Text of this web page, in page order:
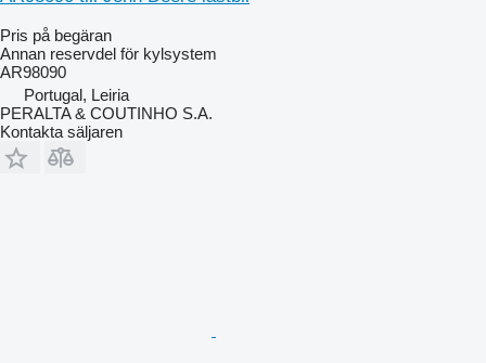
Pris på begäran
Annan reservdel för kylsystem
AR98090
Portugal, Leiria
PERALTA & COUTINHO S.A.
Kontakta säljaren